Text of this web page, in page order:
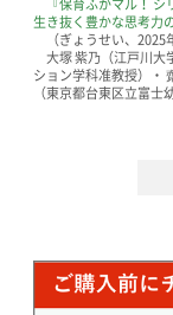
生き抜く豊かな思考力
（ぎょうせい、2025
大塚 紫乃（江戸川大
ション学科准教授）・
（東京都台東区立富士